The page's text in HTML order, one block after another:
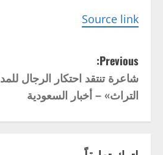
Source link
P
o
s
Previous:
شاعرة تنتقد احتكار الرجال
التراث» – أخبار السعودية